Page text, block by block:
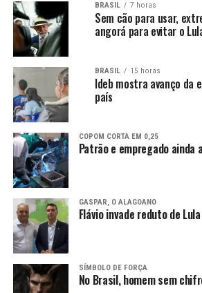
BRASIL 7 horas
Sem cão para usar,
angorá para evitar o
BRASIL 15 horas
Ideb mostra avanço da
país
COPOM CORTA EM 0,25
Patrão e empregado ainda
GASPAR, O ALAGOANO
Flávio invade reduto de
SÍMBOLO DE FORÇA
No Brasil, homem sem